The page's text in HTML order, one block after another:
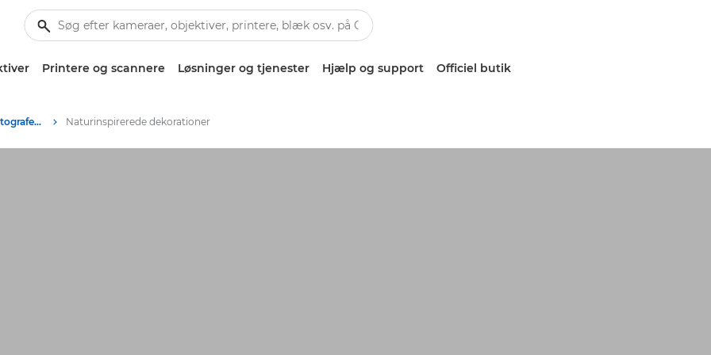
Printere og scannere Løsninger og tjenester Hjælp og support Officiel butik
Tips og teknikker til fotografering og print Naturinspirerede dekorationer